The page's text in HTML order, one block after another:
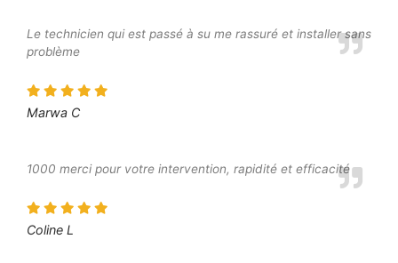
Le technicien qui est passé à su me rassuré et installer sans
problème
Marwa C
1000 merci pour votre intervention, rapidité et efficacité
Coline L